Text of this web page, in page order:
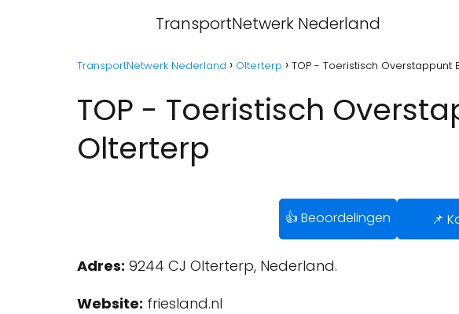
TransportNetwerk Nederland
TransportNetwerk Nederland Olterterp TOP - Toeristisch
TOP - Toeristisch
Olterterp
👍 Beoordelingen 📌
Adres: 9244 CJ Olterterp, Nederland.
Website: friesland.nl